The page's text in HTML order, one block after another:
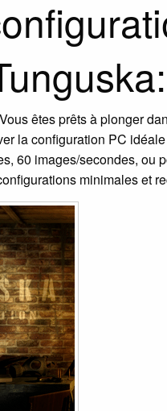
êtes prêts à plonger
la configuration PC
60 images/secondes, ou
minimales et